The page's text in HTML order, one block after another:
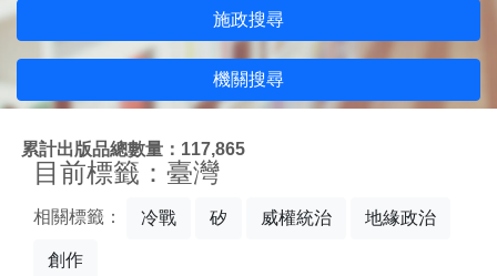
施政搜尋
機關搜尋
累計出版品總數量：117,865
目前標籤：臺灣
相關標籤： 冷戰 矽 威權統治 地緣政治
創作